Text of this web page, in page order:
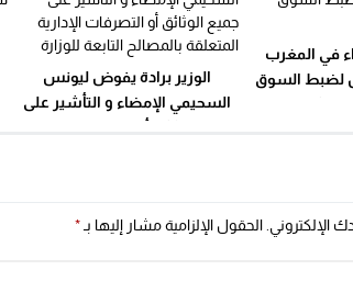
في المغرب
لضبط السوق
الوزير برادة يفوض ليونس
السحيمي الإمضاء و التأشير على
جميع الوثائق أو التصرفات الإدارية
الإلكتروني. الحقول الإلزامية مشار إليها بـ *